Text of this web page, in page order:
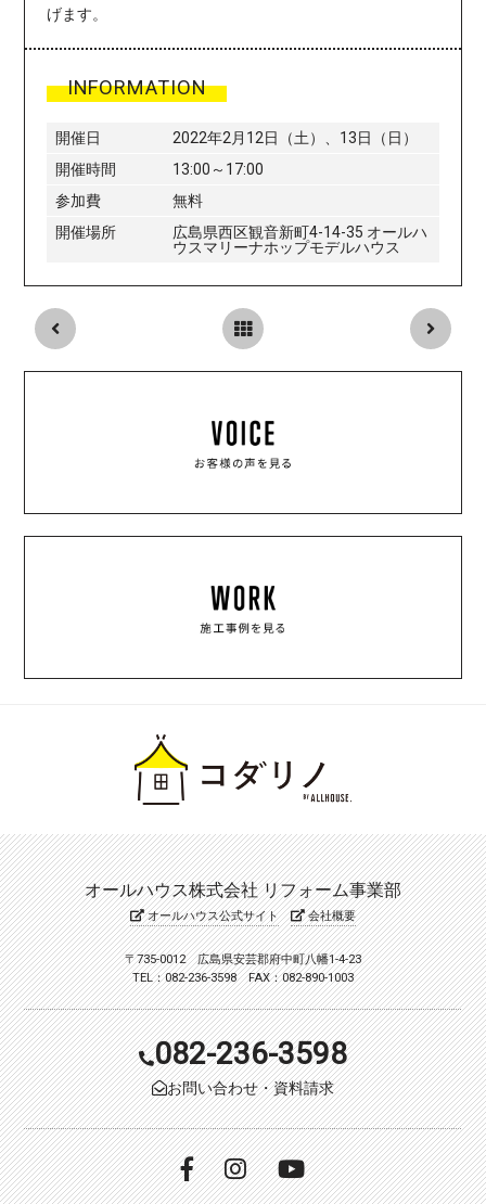
げます。
INFORMATION
開催日
2022年2月12日（土）、13日（日）
開催時間
13:00～17:00
参加費
無料
開催場所
広島県西区観音新町4-14-35 オールハ
ウスマリーナホップモデルハウス
オールハウス株式会社 リフォーム事業部
オールハウス公式サイト 会社概要
〒735-0012 広島県安芸郡府中町八幡1-4-23
TEL：082-236-3598 FAX：082-890-1003
082-236-3598
お問い合わせ・資料請求